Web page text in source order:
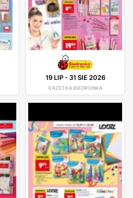
19 LIP- 31 SIE 2026
GAZETKA BIEDRONKA